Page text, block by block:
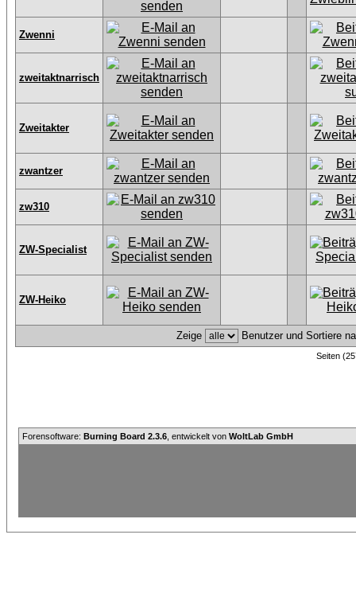
Zwenni
zweitaktnarrisch
Zweitakter
zwantzer
zw310
ZW-Specialist
ZW-Heiko
Zeige Benutzer und Sortiere
Seiten
Forensoftware: Burning Board 2.3.6 , entwickelt von WoltLab GmbH